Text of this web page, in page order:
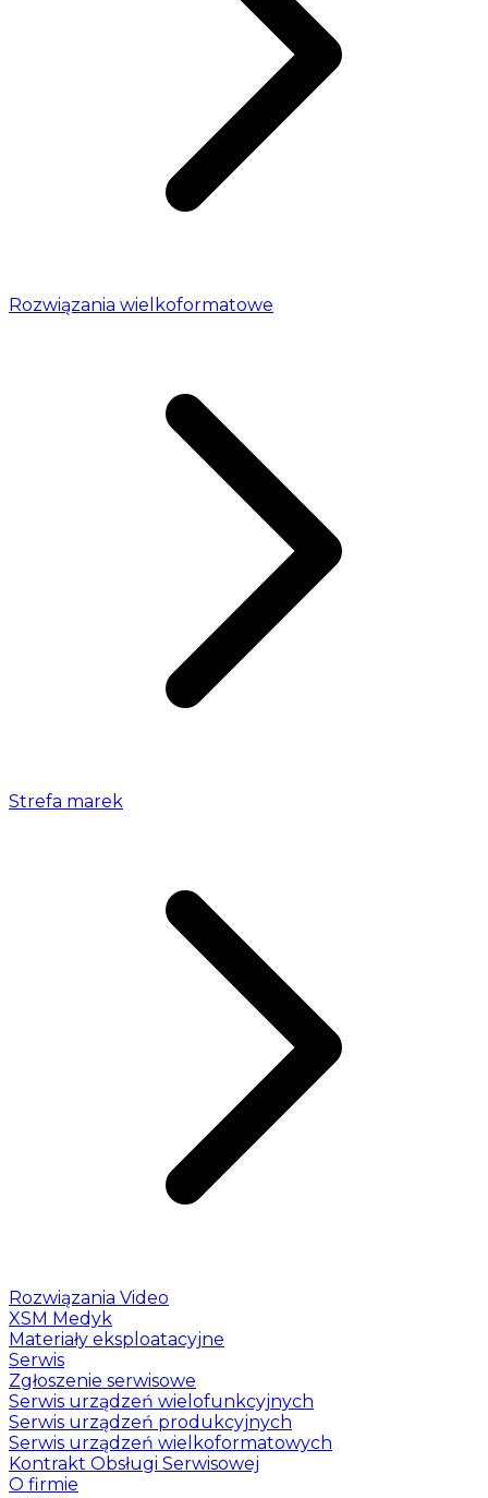
Rozwiązania wielkoformatowe
Strefa marek
Rozwiązania Video
XSM Medyk
Materiały eksploatacyjne
Serwis
Zgłoszenie serwisowe
Serwis urządzeń wielofunkcyjnych
Serwis urządzeń produkcyjnych
Serwis urządzeń wielkoformatowych
Kontrakt Obsługi Serwisowej
O firmie